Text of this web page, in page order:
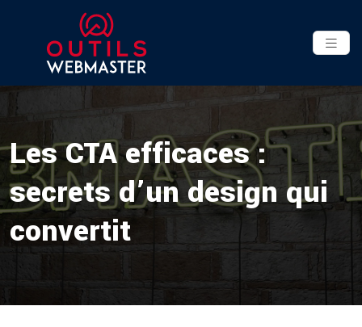
Les CTA efficaces :
secrets d’un design qui
convertit